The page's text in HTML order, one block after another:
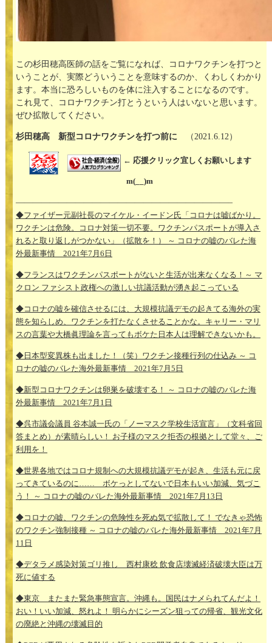
この杉田穂高医師の話をご覧になれば、コロナワクチンを打つと
いうことが、実際どういうことを意味するのか、くわしくわかり
ます。本当に恐ろしいものを体に注入することになるのです。
これ見て、コロナワクチン打とうという人はいないと思います。
ぜひ拡散してください。
杉田穂高 新型コロナワクチンを打つ前に （2021.6.12）
← 応援クリック宜しくお願いします
m(__)m
—————————————————————————–
◆ファイザー元副社長のマイケル・イードン氏「コロナは嘘ばかり。
ワクチンは危険。コロナ対策一切不要。ワクチンパスポートが導入さ
れると取り返しがつかない」（拡散を！） ～ コロナの嘘のバレた海
外最新事情 2021年7月6日
◆フランスはワクチンパスポートがないと生活が出来なくなる！～ マ
クロン ファシスト政権への激しい抗議活動が湧き起こっている
◆コロナの嘘を確信させるには、大規模抗議デモの起きてる海外の実
態を知らしめ、ワクチンを打たなくさせることかな。キャリー・マリ
スの言葉や大橋眞理論を言ってもボケた日本人は理解できないかも。
◆日本型変異株も出ました！（笑）ワクチン接種行列の仕込み ～ コ
ロナの嘘のバレた海外最新事情 2021年7月5日
◆新型コロナワクチンは卵巣を破壊する！ ～ コロナの嘘のバレた海
外最新事情 2021年7月1日
◆呉市議会議員 谷本誠一氏の「ノーマスク学校生活宣言」（文科省回
答まとめ）が素晴らしい！ お子様のマスク拒否の根拠として堂々、ご
利用を！
◆世界各地ではコロナ規制への大規模抗議デモが起き、生活も元に戻
ってきているのに…… ボケっとしてないで日本もいい加減、気づこ
う！ ～ コロナの嘘のバレた海外最新事情 2021年7月13日
◆コロナの嘘、ワクチンの危険性を死ぬ気で拡散して！ でなきゃ恐怖
のワクチン強制接種 ～ コロナの嘘のバレた海外最新事情 2021年7月
11日
◆デタラメ感染対策ゴリ推し 西村康稔 飲食店壊滅経済破壊大臣は万
死に値する
◆東京 またまた緊急事態宣言。沖縄も。国民はナメられてんだよ！
おい！いい加減、怒れよ！ 明らかにシーズン狙っての帰省、観光文化
の廃絶と沖縄の壊滅目的